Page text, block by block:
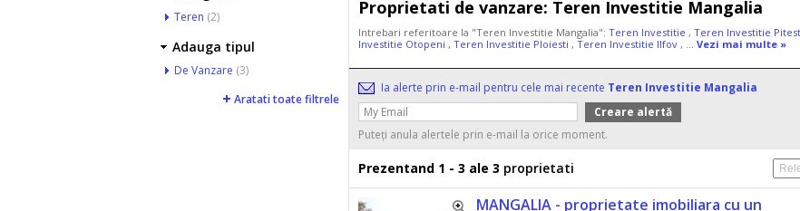
Proprietati de vanzare: Teren Investitie Mangalia
Intrebari referitoare la "Teren Investitie Mangalia": Teren Investitie , Teren Investitie
Investitie Otopeni , Teren Investitie Ploiesti , Teren Investitie Ilfov , ... Vezi mai multe »
Ia alerte prin e-mail pentru cele mai recente Teren Investitie Mangalia
Puteți anula alertele prin e-mail la orice moment.
Prezentand 1 - 3 ale 3 proprietati
MANGALIA - proprietate imobiliara cu un
Teren (2)
Adauga tipul
De Vanzare (3)
Aratati toate filtrele